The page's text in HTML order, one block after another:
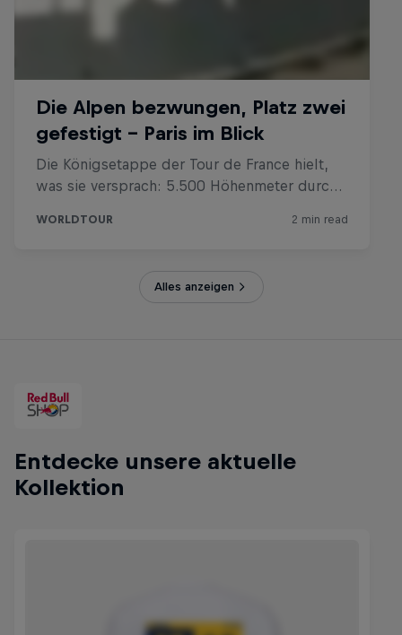
Alles anzeigen
Entdecke unsere aktuelle
Kollektion